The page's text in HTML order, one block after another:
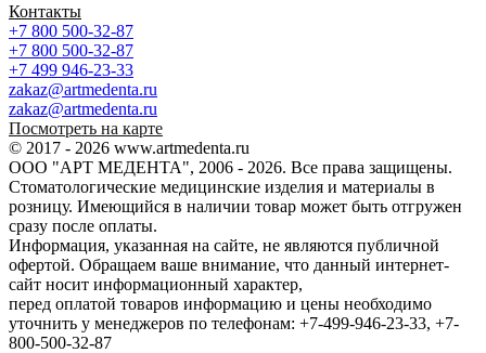
Контакты
+7 800 500-32-87
+7 800 500-32-87
+7 499 946-23-33
zakaz@artmedenta.ru
zakaz@artmedenta.ru
Посмотреть на карте
© 2017 - 2026 www.artmedenta.ru
ООО "АРТ МЕДЕНТА", 2006 - 2026. Все права защищены.
Стоматологические медицинские изделия и материалы в
розницу. Имеющийся в наличии товар может быть отгружен
сразу после оплаты.
Информация, указанная на сайте, не являются публичной
офертой. Обращаем ваше внимание, что данный интернет-
сайт носит информационный характер,
перед оплатой товаров информацию и цены необходимо
уточнить у менеджеров по телефонам: +7-499-946-23-33, +7-
800-500-32-87